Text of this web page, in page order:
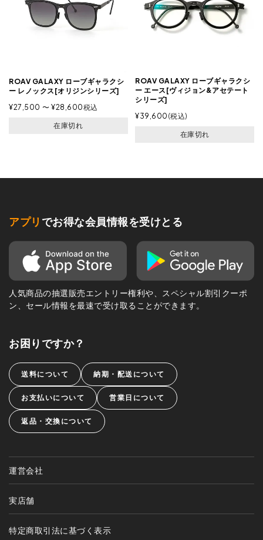
ROAV GALAXY ローブギャラクシ
ー レノックス[オリジンシリーズ]
¥27,500 〜 ¥28,600税込
在庫切れ
ROAV GALAXY ローブギャラクシ
ー エース[ヴィジョン&アセテート
シリーズ]
¥39,600 税込
在庫切れ
アプリ でお得な会員情報を受けとる
人気商品の抽選販売エントリー権利や、スペシャル割引クーポ
ン、セール情報を最速で受け取ることができます。
お困りですか？
送料について 納期・配送について
お支払いについて 営業日について
返品・交換について
運営会社
実店舗
特定商取引法に基づく表示